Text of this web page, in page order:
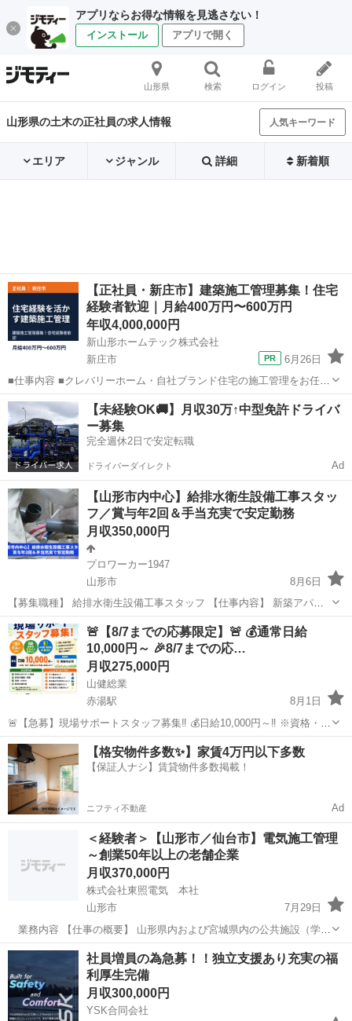
アプリならお得な情報を見逃さない！
インストール アプリで開く
山形県 検索 ログイン 投稿
山形県の土木の正社員の求人情報 人気キーワード
エリア ジャンル 詳細 新着順
【正社員・新庄市】建築施工管理募集！住宅
経験者歓迎｜月給400万円〜600万円
年収4,000,000円
新山形ホームテック株式会社
新庄市
6月26日
■仕事内容 ■クレバリーホーム・自社ブランド住宅の施工管理をお任せ
します。 施工計画立案、品質管理・工程管理・原価管理・安全管理を
推進頂きます。 《詳細》 ◇工法：木造 ◇工期：約4ヶ月 ◇一度に担
当する...
山形 新庄市 土木 社員
【未経験OK🚚】月収30万↑中型免許ドライバ
ー募集
完全週休2日で安定転職
ドライバーダイレクト Ad
【山形市内中心】給排水衛生設備工事スタッ
フ／賞与年2回＆手当充実で安定勤務
月収350,000円
プロワーカー1947
山形市
8月6日
【募集職種】 給排水衛生設備工事スタッフ 【仕事内容】 新築アパー
トや戸建て住宅、オフィスビル、商業施設、福祉施設など、さまざま
な建物の「給排水衛生設備工事」や「土木工事」を行います。 主な現
場は山形市内および近...
山形 山形市 その他 未経験
🚨【8/7までの応募限定】🚨 💰通常日給
10,000円～ 🎉8/7までの応…
月収275,000円
山健総業
赤湯駅
8月1日
🚨【急募】現場サポートスタッフ募集‼️ 💰日給10,000円～‼️ ※資格・免
許・経験を考慮し優遇！ 💵 日払いOK！ 🚀 面接後、最短翌日から勤務
可能！ 🔰 未経験・無資格大歓迎！
━━━━━━━━━━━━━━━━...
山形 南陽市 赤湯駅 土木
【格安物件多数✨】家賃4万円以下多数
【保証人ナシ】賃貸物件多数掲載！
ニフティ不動産 Ad
＜経験者＞【山形市／仙台市】電気施工管理
～創業50年以上の老舗企業
月収370,000円
株式会社東照電気 本社
山形市
7月29日
業務内容 【仕事の概要】 山形県内および宮城県内の公共施設（学
校、病院、図書館など）や 民間施設（工場、店舗、事務所など）にお
ける電気設備の内線工事を中心とした 施工管理業務をお任せします。
【具体的な業務内容】...
山形 山形市 施工管理
社員増員の為急募！！独立支援あり充実の福
利厚生完備
月収300,000円
YSK合同会社